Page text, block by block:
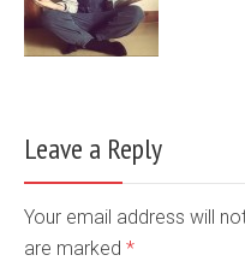
Leave a Reply
Your email address will
are marked *